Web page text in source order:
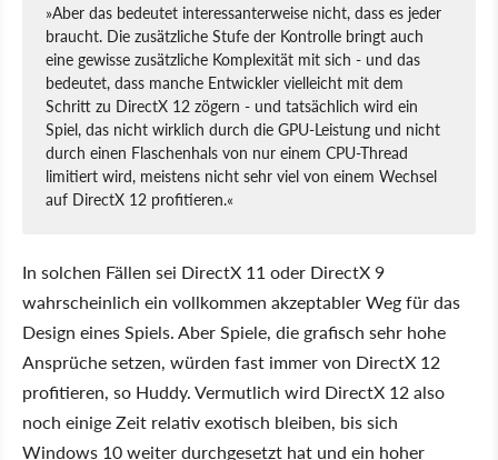
»Aber das bedeutet interessanterweise nicht, dass es jeder
braucht. Die zusätzliche Stufe der Kontrolle bringt auch
eine gewisse zusätzliche Komplexität mit sich - und das
bedeutet, dass manche Entwickler vielleicht mit dem
Schritt zu DirectX 12 zögern - und tatsächlich wird ein
Spiel, das nicht wirklich durch die GPU-Leistung und nicht
durch einen Flaschenhals von nur einem CPU-Thread
limitiert wird, meistens nicht sehr viel von einem Wechsel
auf DirectX 12 profitieren.«
In solchen Fällen sei DirectX 11 oder DirectX 9
wahrscheinlich ein vollkommen akzeptabler Weg für das
Design eines Spiels. Aber Spiele, die grafisch sehr hohe
Ansprüche setzen, würden fast immer von DirectX 12
profitieren, so Huddy. Vermutlich wird DirectX 12 also
noch einige Zeit relativ exotisch bleiben, bis sich
Windows 10 weiter durchgesetzt hat und ein hoher